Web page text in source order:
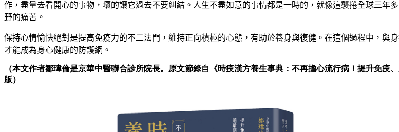
作，盡量去看開心的事物，壞的讓它過去不要糾結。人生不盡如意的事情都是一時的，就像這襲捲全球三年
野的痛苦。
保持心情愉快絕對是提高免疫力的不二法門，維持正向積極的心態，有助於養身與復健。在這個過程中，與
才能成為身心健康的防護網。
（本文作者鄒瑋倫是京華中醫聯合診所院長。 原文節錄自《時疫漢方養生事典：不再擔心流行病！提升免疫
版）